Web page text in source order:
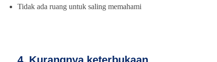
Tidak ada ruang untuk saling memahami